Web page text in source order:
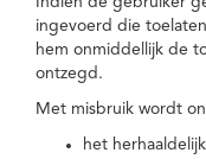
ingevoerd die
hem onmiddellijk de
ontzegd.
Met misbruik wordt
het